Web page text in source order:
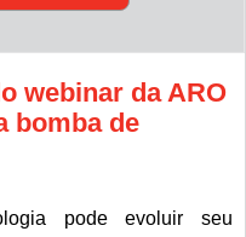
webinar da ARO
bomba de
pode evoluir seu